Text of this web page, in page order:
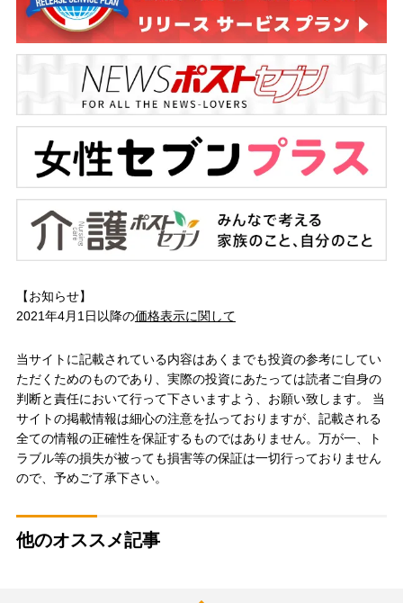
【お知らせ】
2021年4月1日以降の価格表示に関して
当サイトに記載されている内容はあくまでも投資の参考にしてい
ただくためのものであり、実際の投資にあたっては読者ご自身の
判断と責任において行って下さいますよう、お願い致します。 当
サイトの掲載情報は細心の注意を払っておりますが、記載される
全ての情報の正確性を保証するものではありません。万が一、ト
ラブル等の損失が被っても損害等の保証は一切行っておりません
ので、予めご了承下さい。
他のオススメ記事